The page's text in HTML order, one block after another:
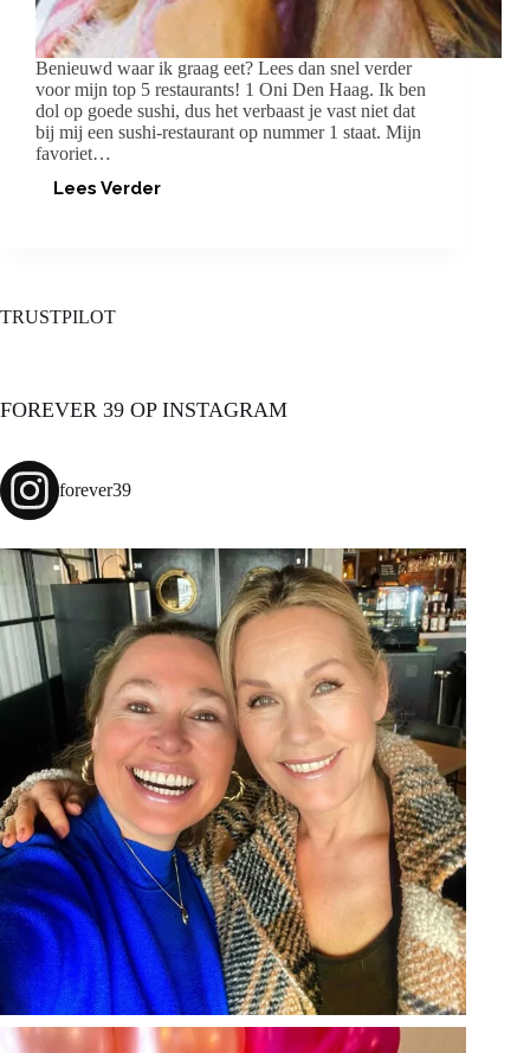
Benieuwd waar ik graag eet? Lees dan snel verder
voor mijn top 5 restaurants! 1 Oni Den Haag. Ik ben
dol op goede sushi, dus het verbaast je vast niet dat
bij mij een sushi-restaurant op nummer 1 staat. Mijn
favoriet…
Lees Verder
***BONUS
TRUSTPILOT
FOREVER 39 OP INSTAGRAM
forever39